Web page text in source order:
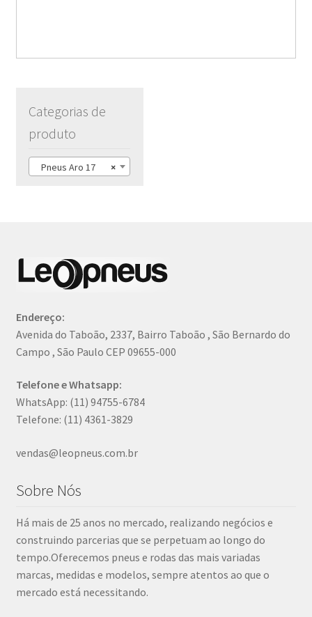
Categorias de
produto
×
Pneus Aro 17
Endereço:
Avenida do Taboão, 2337, Bairro Taboão , São Bernardo do
Campo , São Paulo CEP 09655-000
Telefone e Whatsapp:
WhatsApp: (11) 94755-6784
Telefone: (11) 4361-3829
vendas@leopneus.com.br
Sobre Nós
Há mais de 25 anos no mercado, realizando negócios e
construindo parcerias que se perpetuam ao longo do
tempo.Oferecemos pneus e rodas das mais variadas
marcas, medidas e modelos, sempre atentos ao que o
mercado está necessitando.